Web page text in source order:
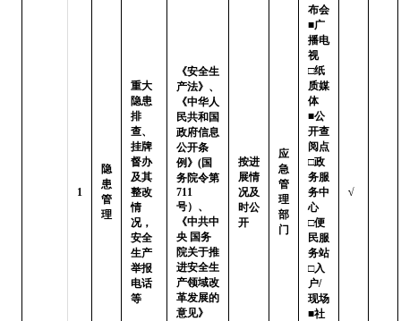
1
隐
患
管
理
重大
隐患
排
查、
挂牌
督办
及其
整改
情
况，
安全
生产
举报
电话
等
《安全生
产法》、
《中华人
民共和国
政府信息
公开条
例》(国
务院令第
711
号）、
《中共中
央 国务
院关于推
进安全生
产领域改
革发展的
意见》
按进
展情
况及
时公
开
应
急
管
理
部
门
布会
■广
播电
视
□纸
质媒
体
■公
开查
阅点
□政
务服
务中
心
□便
民服
务站
□入
户/
现场
■社
√